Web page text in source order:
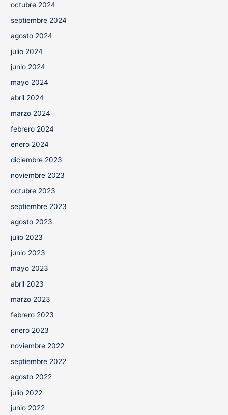
octubre 2024
septiembre 2024
agosto 2024
julio 2024
junio 2024
mayo 2024
abril 2024
marzo 2024
febrero 2024
enero 2024
diciembre 2023
noviembre 2023
octubre 2023
septiembre 2023
agosto 2023
julio 2023
junio 2023
mayo 2023
abril 2023
marzo 2023
febrero 2023
enero 2023
noviembre 2022
septiembre 2022
agosto 2022
julio 2022
junio 2022